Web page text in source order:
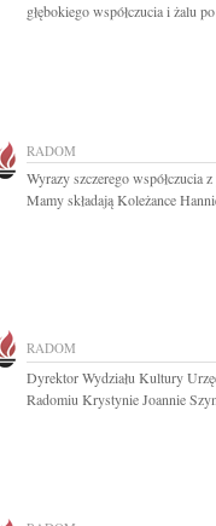
głębokiego współczucia i żalu
RADOM
Wyrazy szczerego współczucia
Mamy składają Koleżance
RADOM
Dyrektor Wydziału Kultury
Radomiu Krystynie Joannie